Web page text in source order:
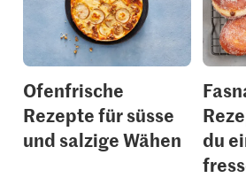
Ofenfrische
Rezepte für süsse
und salzige Wähen
du